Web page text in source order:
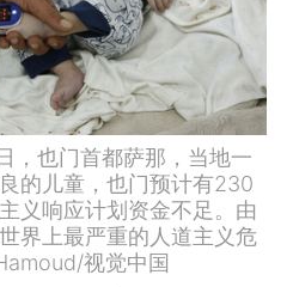
，也门首都萨那，当地一
的儿童，也门预计有230
义响应计划资金不足。由
界上最严重的人道主义危
视觉中国